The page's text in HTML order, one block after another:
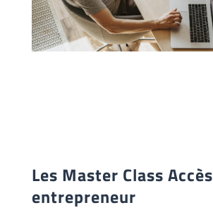
Les Master Class Accès
entrepreneur